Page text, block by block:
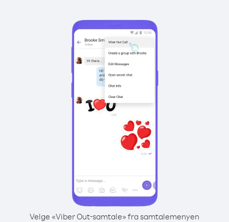
Velge «Viber Out-samtale» fra samtalemenyen